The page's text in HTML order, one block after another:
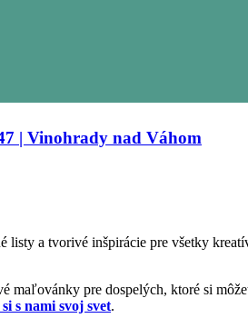
| Vinohrady nad Váhom
listy a tvorivé inšpirácie pre všetky
maľovánky pre dospelých, ktoré si
s nami svoj svet.